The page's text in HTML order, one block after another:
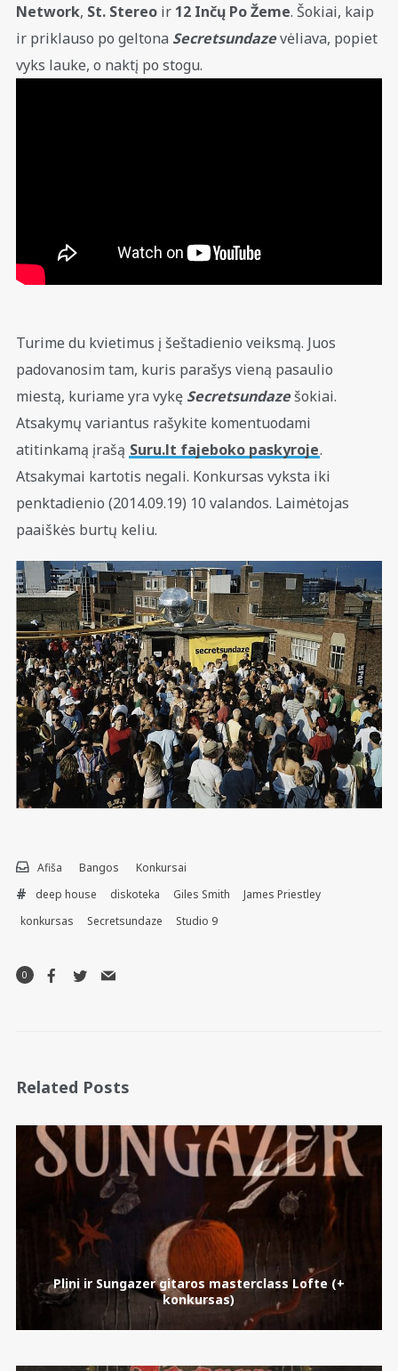
Network, St. Stereoir 12 Inčų Po Žeme. Šokiai, kaip
ir priklauso po geltona Secretsundazevėliava, popiet
vyks lauke, o naktį po stogu.
Turime du kvietimus į šeštadienio veiksmą. Juos
padovanosim tam, kuris parašys vieną pasaulio
miestą, kuriame yra vykę Secretsundazešokiai.
Atsakymų variantus rašykite komentuodami
atitinkamą įrašą Suru.lt fajeboko paskyroje.
Atsakymai kartotis negali. Konkursas vyksta iki
penktadienio (2014.09.19) 10 valandos. Laimėtojas
paaiškės burtų keliu.
Afiša Bangos
Konkursai
deep house
diskoteka Giles Smith
James Priestley
konkursas
Secretsundaze Studio 9
0
Related Posts
Plini ir Sungazer gitaros masterclass Lofte (+
konkursas)